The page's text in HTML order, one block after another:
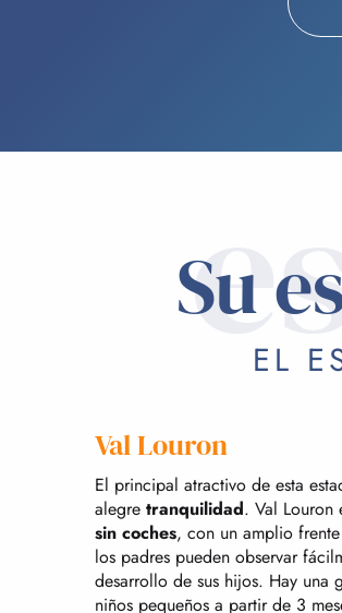
Su
EL
Val Louron
El principal atractivo de esta
alegre tranquilidad. Val Louron
sin coches, con un amplio
los padres pueden observar
desarrollo de sus hijos. Hay una
niños pequeños a partir de 3